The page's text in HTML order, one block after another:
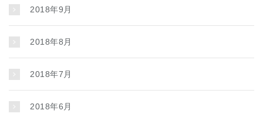
2018年9月
2018年8月
2018年7月
2018年6月